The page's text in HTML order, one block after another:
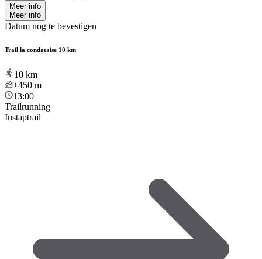
Meer info
Meer info
Datum nog te bevestigen
Trail la condataise 10 km
10 km
+450 m
13:00
Trailrunning
Instaptrail